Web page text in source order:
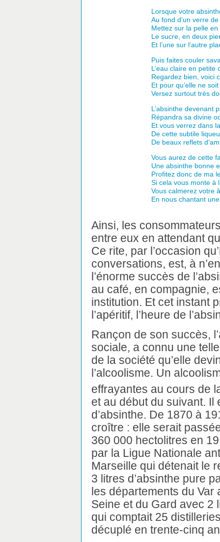
Lorsque votre
Au fond d’un verre
Mettez sur la pelle en
Le sucre, en deux
Et l’une sur l’autre
Puis faites couler
L’eau claire en petite
Regardez bien, voici
Et pour qu’elle ne
Versez surtout très
L’absinthe devenant
Répandra sa divine
Et vous verrez dans
De cette subtile
De beaux reflets
Vous aurez de cette
Une absinthe bonne
Profitez donc de ma
Si cela vous monte à
Vous calmerez votre
En nous chantant
Ainsi, les
entre eux en attendant
Ce rite, par l’occasion
conversations, est, à
l’énorme succès de
au café, en compagnie,
institution. Et cet instant
l’apéritif, l’heure de
Rançon de son succès,
sociale, a connu une
de la société qu’elle
l’alcoolisme. Un
effrayantes au cours de
et au début du suivant. Il
d’absinthe. De 1870 à
croître : elle serait
360 000 hectolitres en
par la Ligue Nationale
Marseille qui détenait le
3 litres d’absinthe pure
les départements du Var
Seine et du Gard avec 2
qui comptait 25
décuplé en trente-cinq